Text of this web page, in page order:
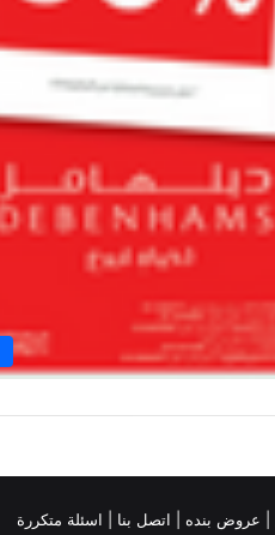
عروض بنده | اتصل بنا | اسئلة متكررة